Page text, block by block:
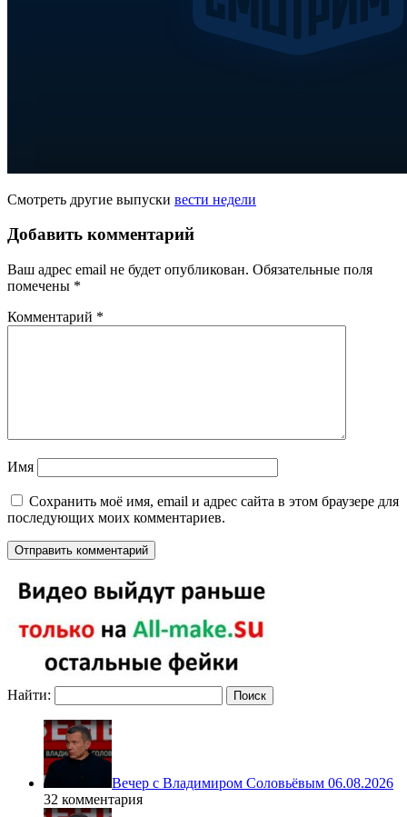
Смотреть другие выпуски вести недели
Добавить комментарий
Ваш адрес email не будет опубликован. Обязательные поля
помечены *
Комментарий *
Имя
Сохранить моё имя, email и адрес сайта в этом браузере для
последующих моих комментариев.
Найти:
Вечер с Владимиром Соловьёвым 06.08.2026
32 комментария